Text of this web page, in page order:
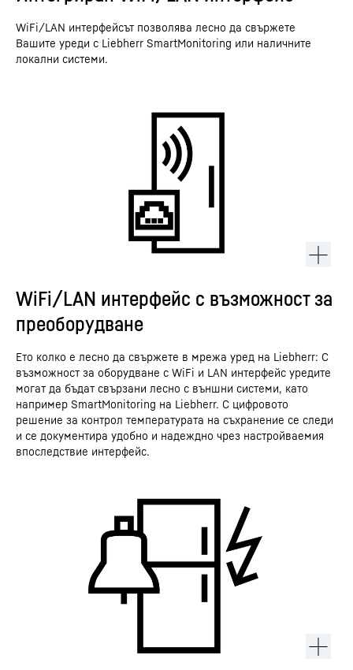
WiFi/LAN интерфейсът позволява лесно да свържете
Вашите уреди с Liebherr SmartMonitoring или наличните
локални системи.
WiFi/LAN интерфейс с възможност за
преоборудване
Ето колко е лесно да свържете в мрежа уред на Liebherr: С
възможност за оборудване с WiFi и LAN интерфейс уредите
могат да бъдат свързани лесно с външни системи, като
например SmartMonitoring на Liebherr. С цифровото
решение за контрол температурата на съхранение се следи
и се документира удобно и надеждно чрез настройваемия
впоследствие интерфейс.